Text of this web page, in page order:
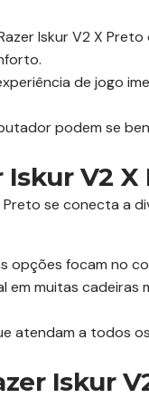
Iskur V2 X
de jogo
podem se
Iskur V2 X
se conecta a
opções focam no
muitas cadeiras
atendam a todos
Iskur